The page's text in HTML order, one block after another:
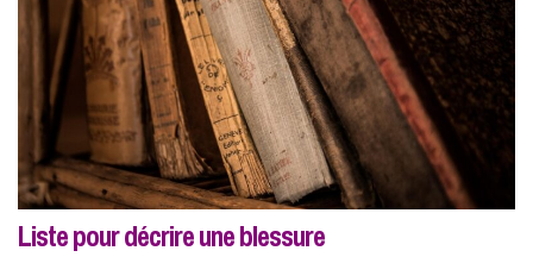
Liste pour décrire une blessure